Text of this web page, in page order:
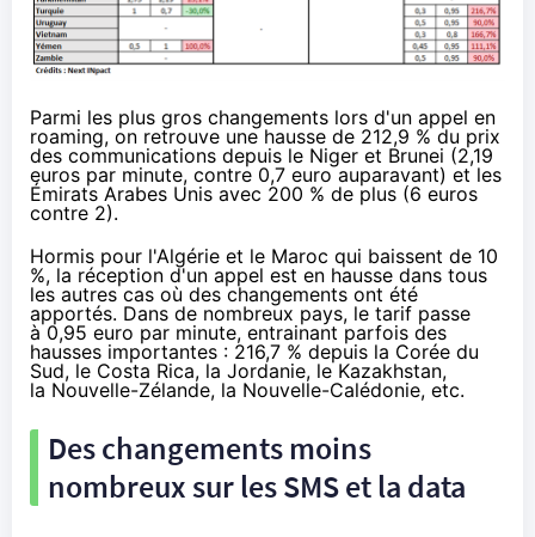
Parmi les plus gros changements lors d'un appel en
roaming, on retrouve une hausse de 212,9 % du prix
des communications depuis le Niger et Brunei (2,19
euros par minute, contre 0,7 euro auparavant) et les
Émirats Arabes Unis avec 200 % de plus (6 euros
contre 2).
Hormis pour l'Algérie et le Maroc qui baissent de 10
%, la réception d'un appel est en hausse dans tous
les autres cas où des changements ont été
apportés. Dans de nombreux pays, le tarif passe
à 0,95 euro par minute, entrainant parfois des
hausses importantes : 216,7 % depuis la Corée du
Sud, le Costa Rica, la Jordanie, le Kazakhstan,
la Nouvelle-Zélande, la Nouvelle-Calédonie, etc.
Des changements moins
nombreux sur les SMS et la data